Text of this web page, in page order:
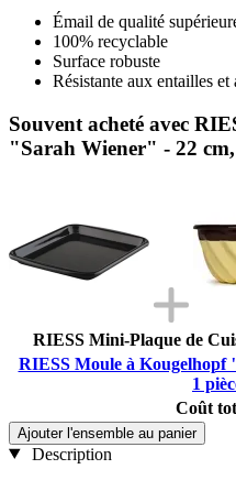
Émail de qualité
100% recyclable
Surface robuste
Résistante aux entailles et
Souvent acheté avec
"Sarah Wiener" - 22 cm,
RIESS Mini-Plaque de
RIESS Moule à Kougelhopf
1
Coût
Ajouter l'ensemble au panier
Description